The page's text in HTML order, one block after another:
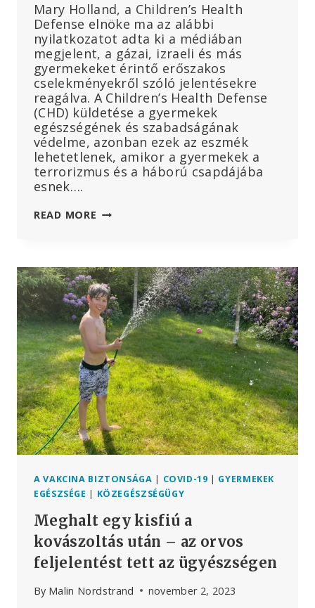
Mary Holland, a Children’s Health
Defense elnöke ma az alábbi
nyilatkozatot adta ki a médiában
megjelent, a gázai, izraeli és más
gyermekeket érintő erőszakos
cselekményekről szóló jelentésekre
reagálva. A Children’s Health Defense
(CHD) küldetése a gyermekek
egészségének és szabadságának
védelme, azonban ezek az eszmék
lehetetlenek, amikor a gyermekek a
terrorizmus és a háború csapdájába
esnek….
READ MORE MARY
ELNÖKE:
„A
GYEREKEKNEK
NEM
SZABADNA
SZEREPET
KAPNIUK
AZ
ERŐSZAKOS
KONFLIKTUSOKBAN
A VAKCINA BIZTONSÁGA | COVID-19 | GYERMEKEK
EGÉSZSÉGE | KÖZEGÉSZSÉGÜGY
Meghalt egy kisfiú a
kovászoltás után – az orvos
feljelentést tett az ügyészségen
By Malin Nordstrand november 2, 2023